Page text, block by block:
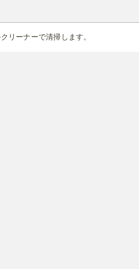
リーナーで清掃します。